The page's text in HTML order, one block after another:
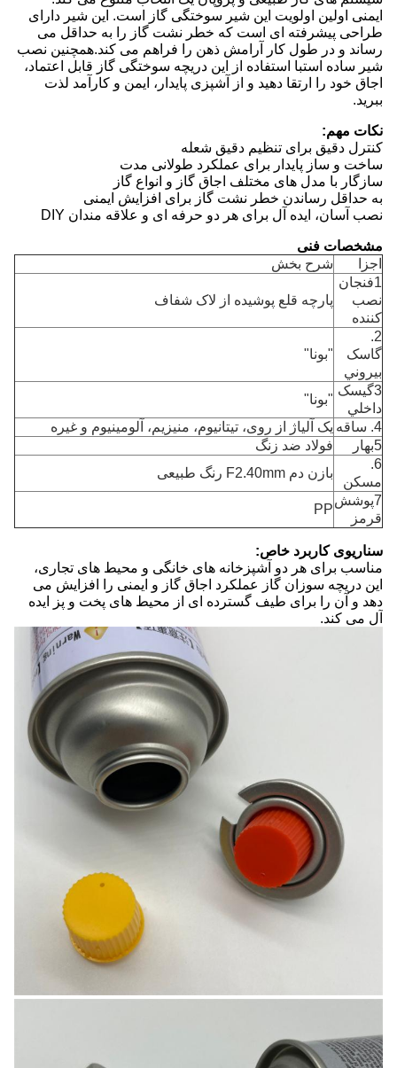
ایمنی اولین اولویت این شیر سوختگی گاز است. این شیر دارای
طراحی پیشرفته ای است که خطر نشت گاز را به حداقل می
رساند و در طول کار آرامش ذهن را فراهم می کند.همچنین نصب
شیر ساده استبا استفاده از این دریچه سوختگی گاز قابل اعتماد،
اجاق خود را ارتقا دهید و از آشپزی پایدار، ایمن و کارآمد لذت
ببرید.
نکات مهم:
کنترل دقیق برای تنظیم دقیق شعله
ساخت و ساز پایدار برای عملکرد طولانی مدت
سازگار با مدل های مختلف اجاق گاز و انواع گاز
به حداقل رساندن خطر نشت گاز برای افزایش ایمنی
نصب آسان، ایده آل برای هر دو حرفه ای و علاقه مندان DIY
مشخصات فنی
اجزا
شرح بخش
1فنجان
نصب
کننده
پارچه قلع پوشیده از لاک شفاف
2.
گاسک
بيروني
"بونا"
3گيسک
داخلي
"بونا"
4. ساقه
یک آلیاژ از روی، تیتانیوم، منیزیم، آلومینیوم و غیره
5بهار
فولاد ضد زنگ
6.
مسکن
بازن دم F2.40mm رنگ طبیعی
7پوشش
قرمز
PP
سناریوی کاربرد خاص:
مناسب برای هر دو آشپزخانه های خانگی و محیط های تجاری،
این دریچه سوزان گاز عملکرد اجاق گاز و ایمنی را افزایش می
دهد و آن را برای طیف گسترده ای از محیط های پخت و پز ایده
آل می کند.